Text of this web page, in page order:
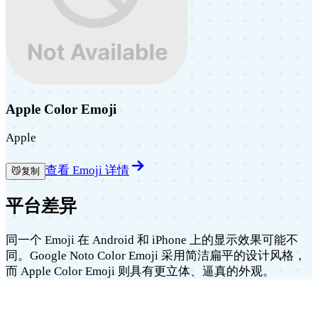
Apple Color Emoji
Apple
😼复制 查看 Emoji 详情
平台差异
同一个 Emoji 在 Android 和 iPhone 上的显示效果可能不
同。Google Noto Color Emoji 采用简洁扁平的设计风格，
而 Apple Color Emoji 则具有更立体、逼真的外观。